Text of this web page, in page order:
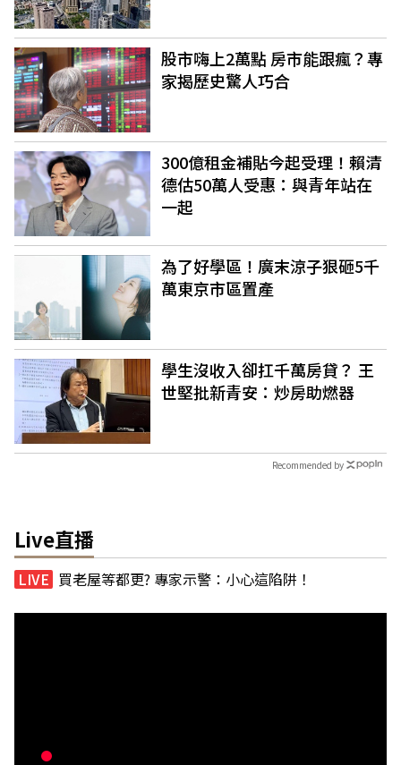
股市嗨上2萬點 房市能跟瘋？專
家揭歷史驚人巧合
300億租金補貼今起受理！賴清
德估50萬人受惠：與青年站在
一起
為了好學區！廣末涼子狠砸5千
萬東京市區置產
學生沒收入卻扛千萬房貸？ 王
世堅批新青安：炒房助燃器
Recommended by
Live直播
買老屋等都更? 專家示警：小心這陷阱！